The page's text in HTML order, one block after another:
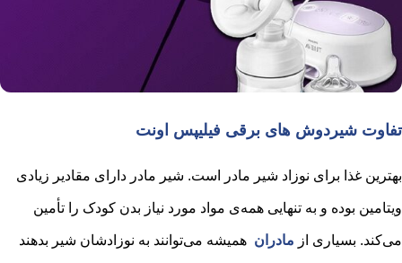
تفاوت شیردوش های برقی فیلیپس اونت
بهترین غذا برای نوزاد شیر مادر است. شیر مادر دارای مقادیر زیادی
ویتامین بوده و به تنهایی همه‌ی مواد مورد نیاز بدن کودک را تأمین
می‌کند. بسیاری از مادران همیشه می‌توانند به نوزادشان شیر بدهند